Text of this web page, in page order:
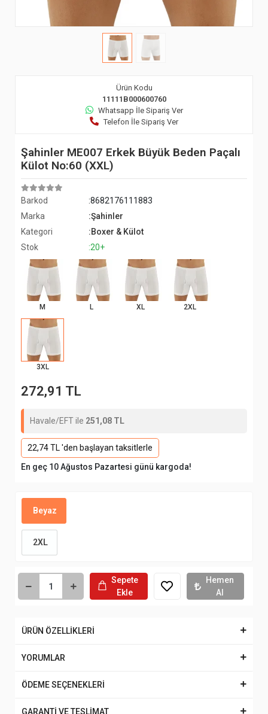
Ürün Kodu
11111B000600760
Whatsapp İle Sipariş Ver
Telefon İle Sipariş Ver
Şahinler ME007 Erkek Büyük Beden Paçalı
Külot No:60 (XXL)
Barkod
:8682176111883
Marka
:Şahinler
Kategori
:Boxer & Külot
Stok
:20+
M L XL 2XL
3XL
272,91 TL
Havale/EFT ile 251,08 TL
22,74 TL 'den başlayan taksitlerle
En geç 10 Ağustos Pazartesi günü kargoda!
Beyaz
2XL
Sepete
Ekle
Hemen
Al
ÜRÜN ÖZELLİKLERİ
YORUMLAR
ÖDEME SEÇENEKLERİ
GARANTİ VE TESLİMAT